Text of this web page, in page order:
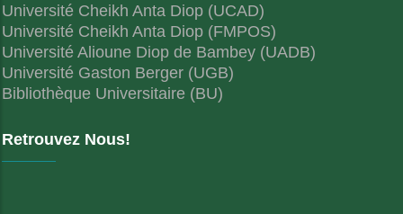
Université Cheikh Anta Diop (UCAD)
Université Cheikh Anta Diop (FMPOS)
Université Alioune Diop de Bambey (UADB)
Université Gaston Berger (UGB)
Bibliothèque Universitaire (BU)
Retrouvez Nous!